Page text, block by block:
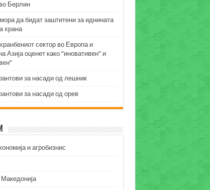
Берлин
да бидат заштитени за иднината
храна
сектор во Европа и
Азија оценет како “иновативен” и
за насади од лешник
за насади од орев
и агробизнис
Македонија